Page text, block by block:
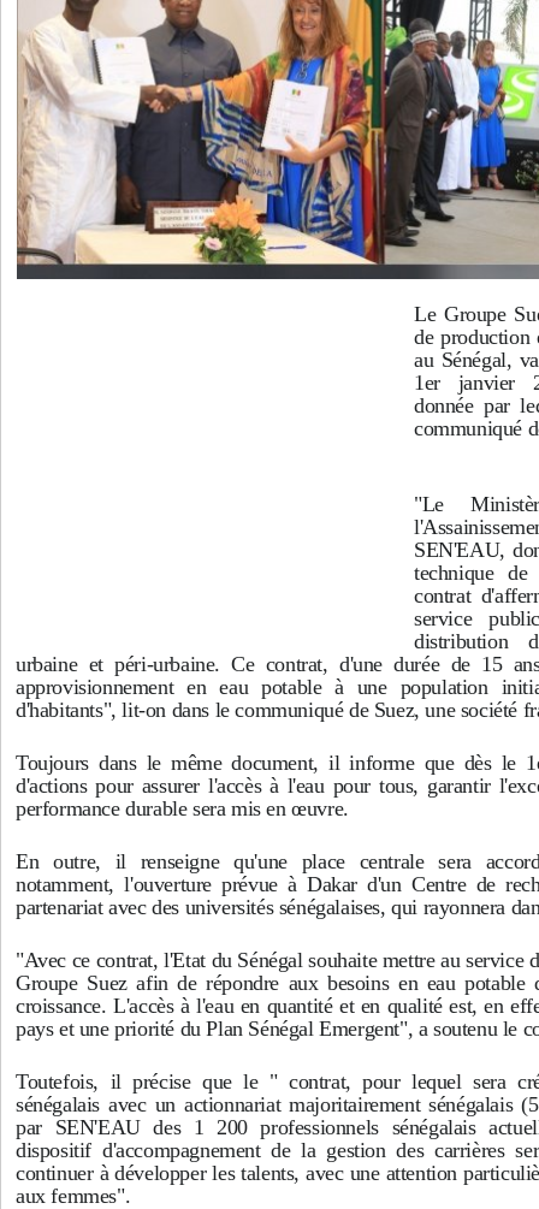
Le Groupe
de production
au Sénégal,
1er janvier
donnée par
communiqué
"Le
SEN'EAU,
technique
contrat
service
distribution
urbaine et péri-urbaine. Ce contrat, d'une durée de 15
approvisionnement en eau potable à une population
d'habitants", lit-on dans le communiqué de Suez, une société
Toujours dans le même document, il informe que dès le
d'actions pour assurer l'accès à l'eau pour tous, garantir
performance durable sera mis en œuvre.
En outre, il renseigne qu'une place centrale sera
notamment, l'ouverture prévue à Dakar d'un Centre de
partenariat avec des universités sénégalaises, qui rayonnera
"Avec ce contrat, l'Etat du Sénégal souhaite mettre au service
Groupe Suez afin de répondre aux besoins en eau potable
croissance. L'accès à l'eau en quantité et en qualité est, en
pays et une priorité du Plan Sénégal Emergent", a soutenu le
Toutefois, il précise que le " contrat, pour lequel sera
sénégalais avec un actionnariat majoritairement sénégalais
par SEN'EAU des 1 200 professionnels sénégalais
dispositif d'accompagnement de la gestion des carrières
continuer à développer les talents, avec une attention
aux femmes".